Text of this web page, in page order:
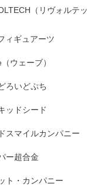
（リヴォルテッ
ィギュアーツ
ウェーブ）
ろいどぷち
ッドシード
スマイルカンパニー
ー超合金
ト・カンパニー